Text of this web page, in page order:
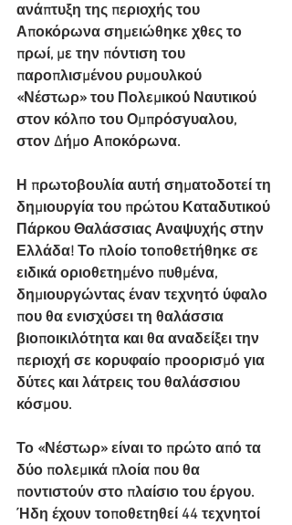
ανάπτυξη της περιοχής του
Αποκόρωνα σημειώθηκε χθες το
πρωί, με την πόντιση του
παροπλισμένου ρυμουλκού
«Νέστωρ» του Πολεμικού Ναυτικού
στον κόλπο του Ομπρόσγυαλου,
στον Δήμο Αποκόρωνα.
Η πρωτοβουλία αυτή σηματοδοτεί τη
δημιουργία του πρώτου Καταδυτικού
Πάρκου Θαλάσσιας Αναψυχής στην
Ελλάδα! Το πλοίο τοποθετήθηκε σε
ειδικά οριοθετημένο πυθμένα,
δημιουργώντας έναν τεχνητό ύφαλο
που θα ενισχύσει τη θαλάσσια
βιοποικιλότητα και θα αναδείξει την
περιοχή σε κορυφαίο προορισμό για
δύτες και λάτρεις του θαλάσσιου
κόσμου.
Το «Νέστωρ» είναι το πρώτο από τα
δύο πολεμικά πλοία που θα
ποντιστούν στο πλαίσιο του έργου.
Ήδη έχουν τοποθετηθεί 44 τεχνητοί